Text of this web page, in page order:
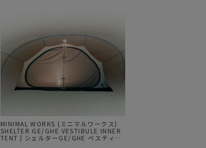
MINIMAL WORKS (ミニマルワークス)
SHELTER GE/GHE VESTIBULE INNER
TENT | シェルターGE/GHE ベスティブ